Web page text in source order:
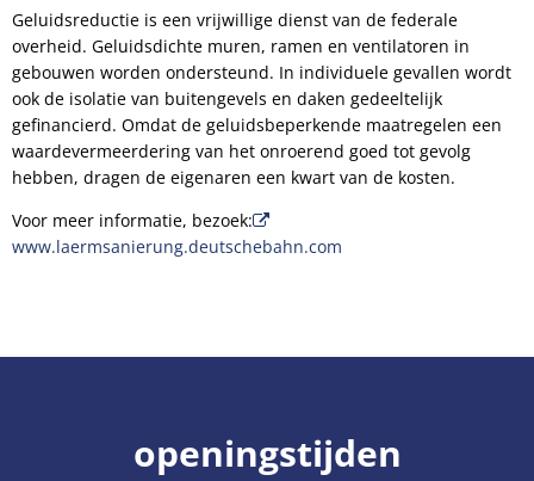
Geluidsreductie is een vrijwillige dienst van de federale
overheid. Geluidsdichte muren, ramen en ventilatoren in
gebouwen worden ondersteund. In individuele gevallen wordt
ook de isolatie van buitengevels en daken gedeeltelijk
gefinancierd. Omdat de geluidsbeperkende maatregelen een
waardevermeerdering van het onroerend goed tot gevolg
hebben, dragen de eigenaren een kwart van de kosten.
Voor meer informatie, bezoek:
www.laermsanierung.deutschebahn.com
openingstijden